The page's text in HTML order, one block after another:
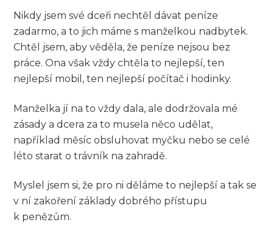
Nikdy jsem své dceři nechtěl dávat peníze
zadarmo, a to jich máme s manželkou nadbytek.
Chtěl jsem, aby věděla, že peníze nejsou bez
práce. Ona však vždy chtěla to nejlepší, ten
nejlepší mobil, ten nejlepší počítač i hodinky.
Manželka jí na to vždy dala, ale dodržovala mé
zásady a dcera za to musela něco udělat,
například měsíc obsluhovat myčku nebo se celé
léto starat o trávník na zahradě.
Myslel jsem si, že pro ni děláme to nejlepší a tak se
v ní zakoření základy dobrého přístupu
k penězům.